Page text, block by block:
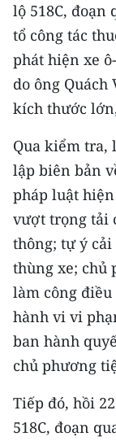
TRI THỨC
54 DÂN TỘC
CHƯƠNG
MỘT SẢN PHẨM
RADIO
MEDIA CENTER
E-Magazine
Video
Media Chính
Media Kinh tế
Media Xã hội
lộ 518C, đoạn
tổ công tác
phát hiện xe
do ông
kích thước
Qua kiểm tra,
lập biên bản
pháp luật
vượt trọng tải
thông; tự ý
thùng xe; chủ
làm công
hành vi vi
ban hành
chủ phương
Tiếp đó, hồi
518C, đoạn